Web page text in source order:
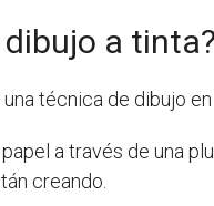
dibujo a tinta?
una técnica de dibujo
a través de una
creando.